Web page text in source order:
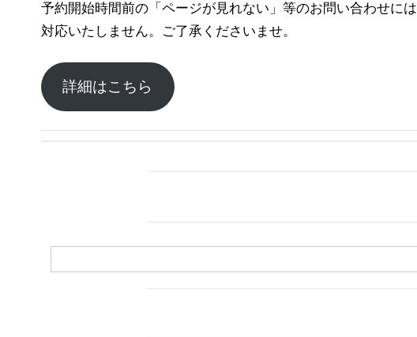
予約開始時間前の「ページが見れない」等のお問い合わせには
対応いたしません。ご了承くださいませ。
詳細はこちら